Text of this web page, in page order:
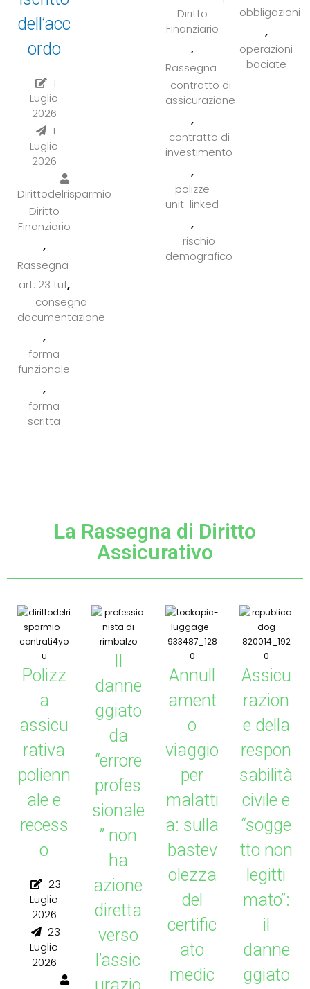
dell’acc
ordo
1
Luglio
2026
1
Luglio
2026
Dirittodelrisparmio
Diritto
Finanziario
,
Rassegna
art. 23 tuf,
consegna
documentazione
,
forma
funzionale
,
forma
scritta
Diritto
Finanziario
,
Rassegna
contratto di
assicurazione
,
contratto di
investimento
,
polizze
unit-linked
,
rischio
demografico
obbligazioni
,
operazioni
baciate
La Rassegna di Diritto
Assicurativo
Polizz
a
assicu
rativa
polienn
ale e
recess
o
23
Luglio
2026
23
Luglio
2026
danne
ggiato
da
“errore
profes
sionale
” non
ha
azione
diretta
verso
l’assic
Annull
ament
o
viaggio
per
malatti
a: sulla
bastev
olezza
del
certific
ato
medic
Assicu
razion
e della
respon
sabilità
civile e
“sogge
tto non
legitti
mato”:
il
danne
ggiato